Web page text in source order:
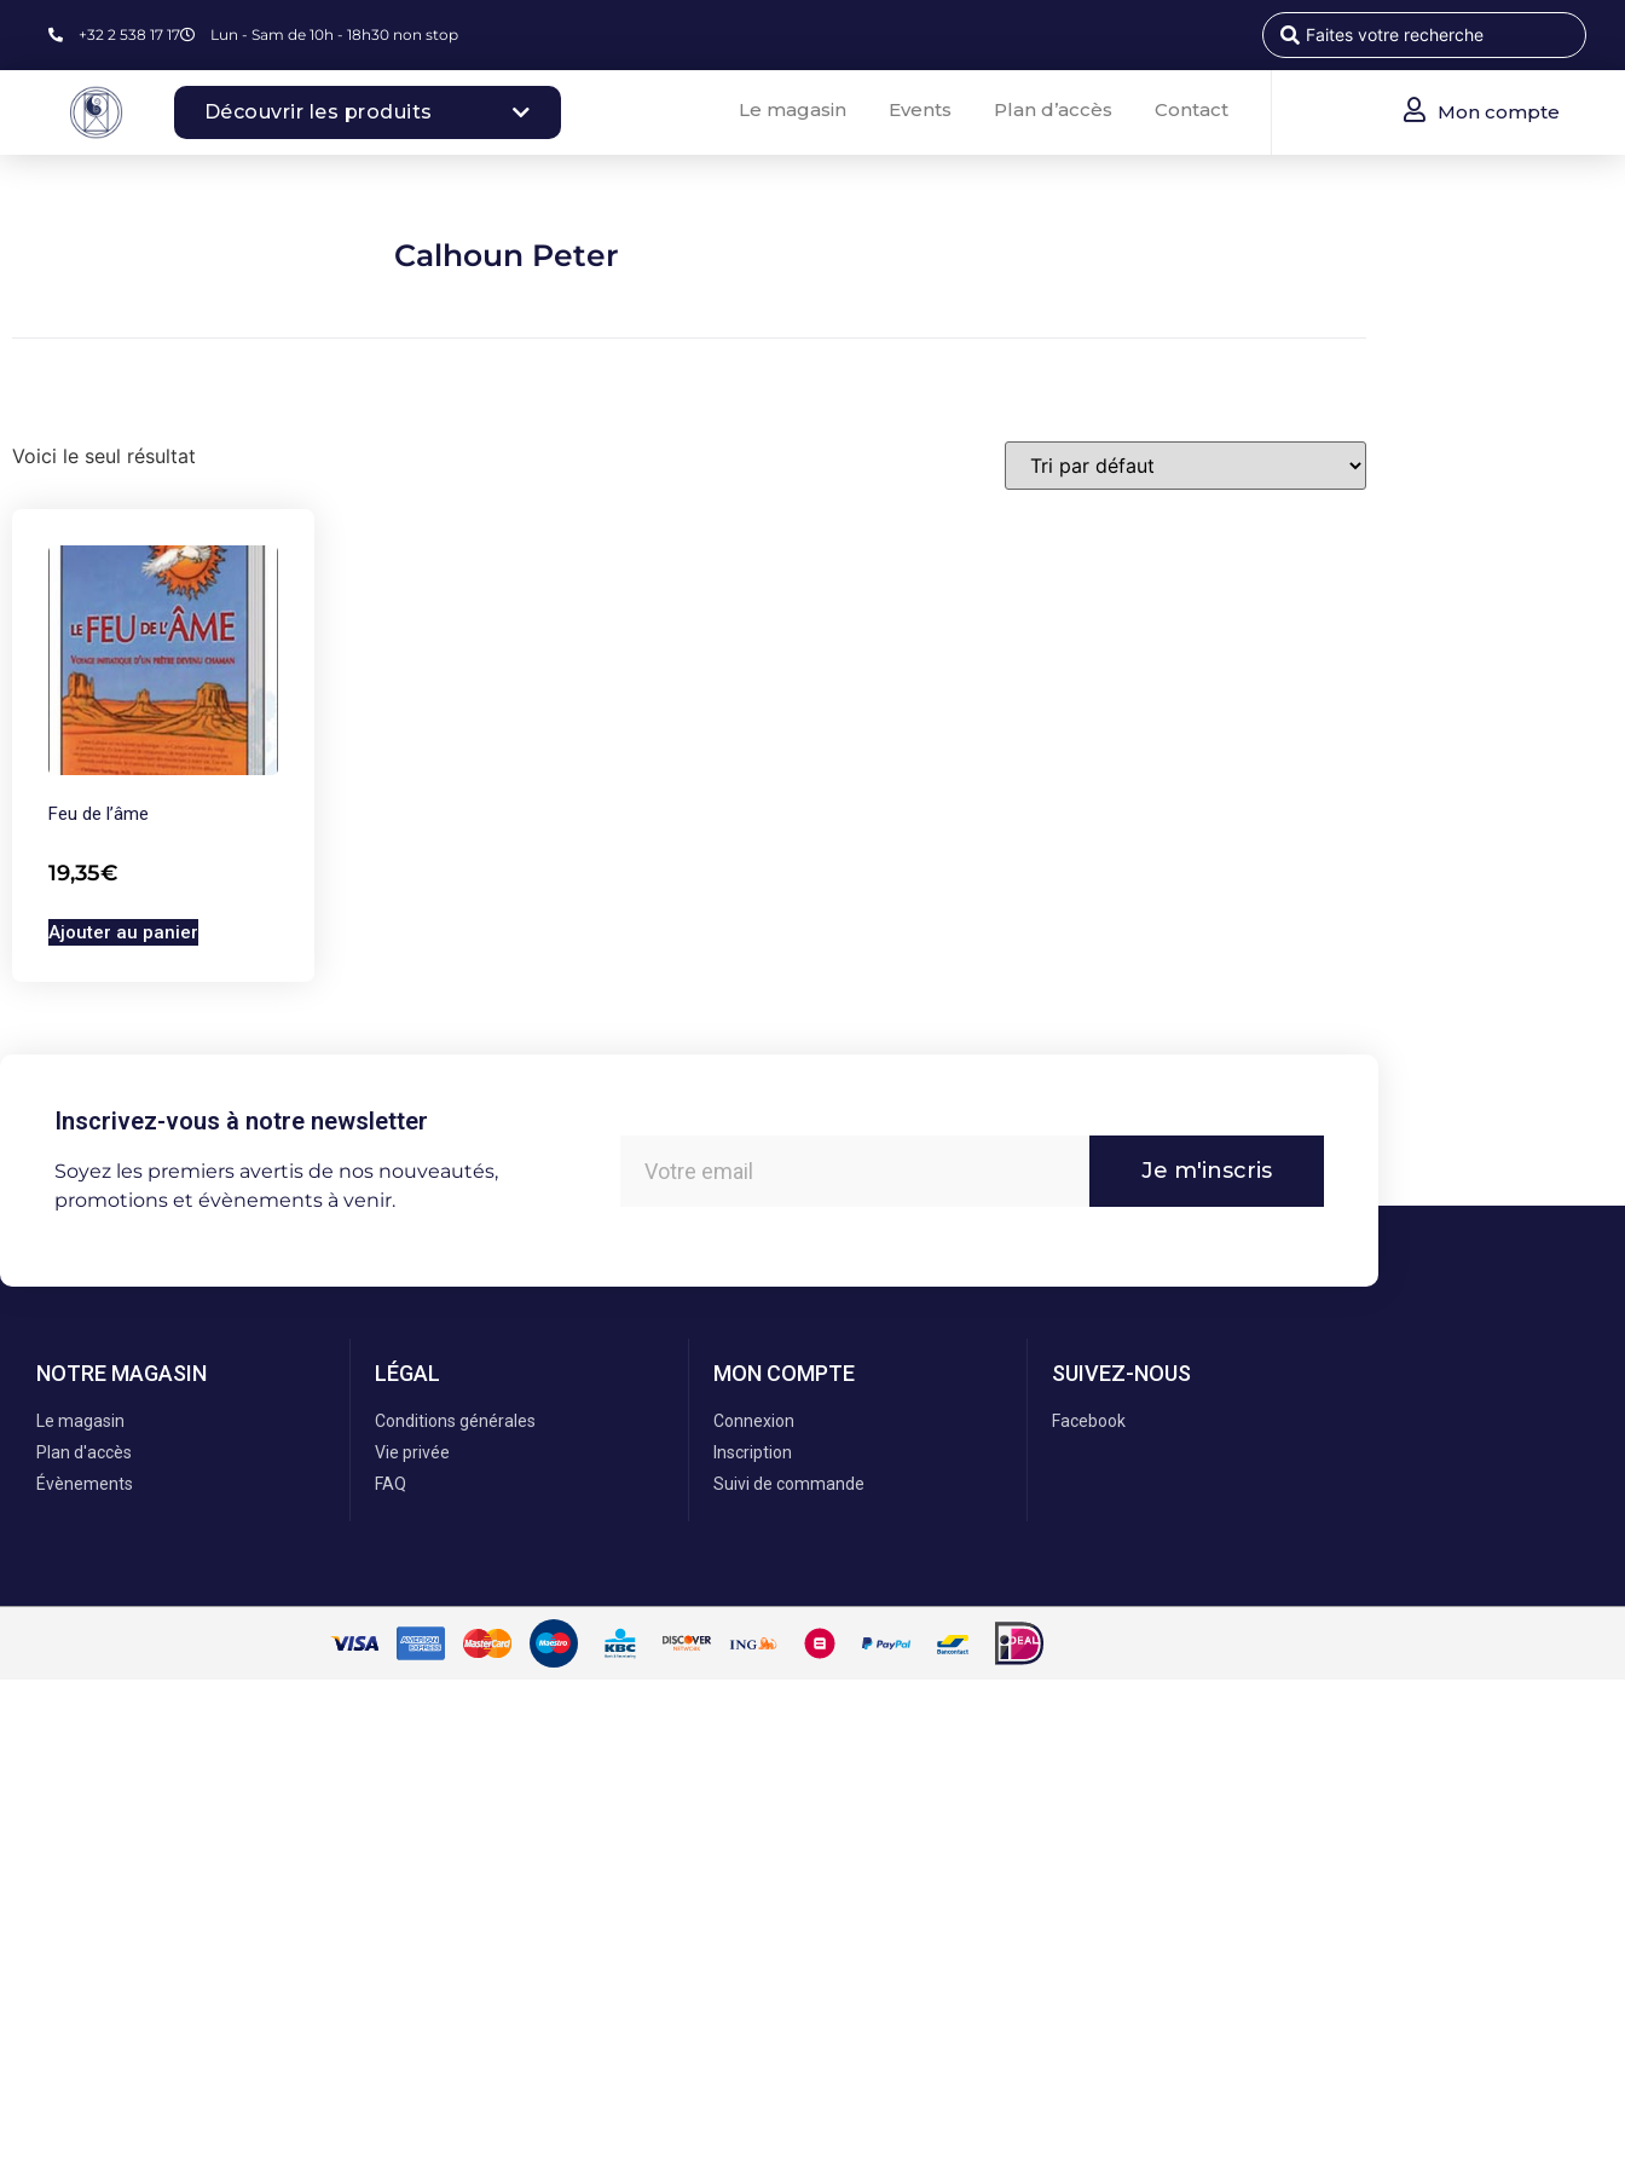
+32 2 538 17 17 Lun - Sam de 10h - 18h30 non stop
Découvrir les produits Le magasin Events Plan d’accès Contact Mon compte
Calhoun Peter
Voici le seul résultat
Feu de l’âme
19,35€
Ajouter au panier
Inscrivez-vous à notre newsletter
Soyez les premiers avertis de nos nouveautés,
promotions et évènements à venir.
Je m'inscris
NOTRE MAGASIN
Le magasin
Plan d'accès
Évènements
LÉGAL
Conditions générales
Vie privée
FAQ
MON COMPTE
Connexion
Inscription
Suivi de commande
SUIVEZ-NOUS
Facebook